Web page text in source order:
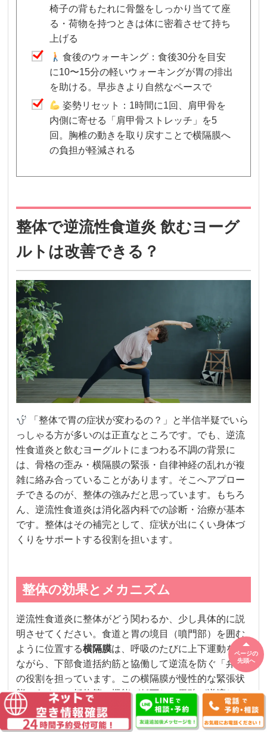
椅子の背もたれに骨盤をしっかり当てて座
る・荷物を持つときは体に密着させて持ち
上げる
食後のウォーキング：食後30分を目安
に10〜15分の軽いウォーキングが胃の排出
を助ける。早歩きより自然なペースで
姿勢リセット：1時間に1回、肩甲骨を
内側に寄せる「肩甲骨ストレッチ」を5
回。胸椎の動きを取り戻すことで横隔膜へ
の負担が軽減される
整体で逆流性食道炎 飲むヨーグ
ルトは改善できる？
「整体で胃の症状が変わるの？」と半信半疑でいら
っしゃる方が多いのは正直なところです。でも、逆流
性食道炎と飲むヨーグルトにまつわる不調の背景に
は、骨格の歪み・横隔膜の緊張・自律神経の乱れが複
雑に絡み合っていることがあります。そこへアプロー
チできるのが、整体の強みだと思っています。もちろ
ん、逆流性食道炎は消化器内科での診断・治療が基本
です。整体はその補完として、症状が出にくい身体づ
くりをサポートする役割を担います。
整体の効果とメカニズム
逆流性食道炎に整体がどう関わるか、少し具体的に説
明させてください。食道と胃の境目（噴門部）を囲む
ように位置する横隔膜は、呼吸のたびに上下運動をし
ながら、下部食道括約筋と協働して逆流を防ぐ「弁」
の役割を担っています。この横隔膜が慢性的な緊張状
態にあると、括約筋の機能が低下して胃酸が逆流しや
すくなります。
横隔膜の緊張は、胸椎（背骨の胸の部分）の可動性の
ページの
先頭へ